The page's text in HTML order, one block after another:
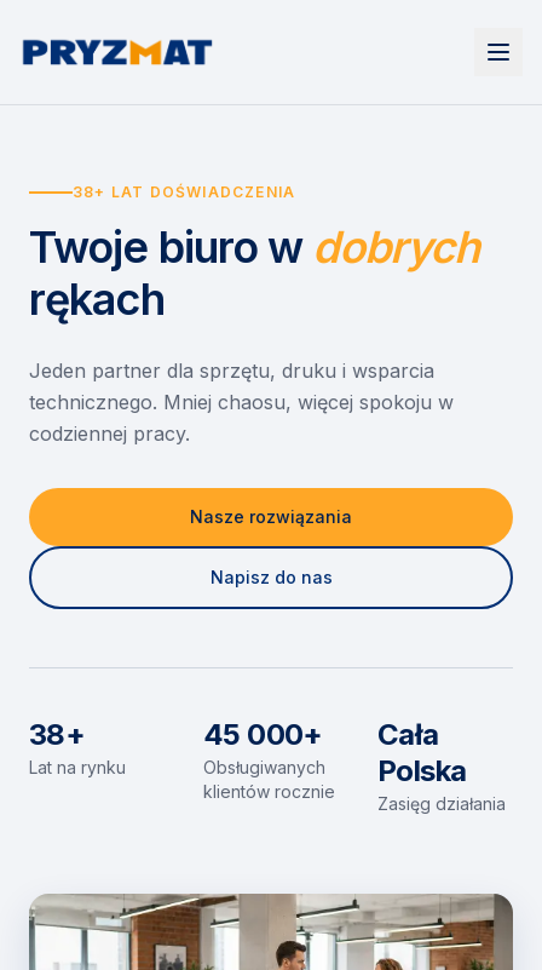
Urządzenia
Drukarki i urządzenia wielofunkcyjne
Etykiety i identyfikacja
Skanery i obieg dokumentów
Monitory interaktywne
Niszczarki dokumentów
Wynajem drukarek
Wynajem urządzeń biurowych
Asystent druku
EZD RP
Misja szkoła
Serwis
O nas
Kontakt
38+ LAT DOŚWIADCZENIA
Twoje biuro w dobrych
rękach
Jeden partner dla sprzętu, druku i wsparcia
technicznego. Mniej chaosu, więcej spokoju w
codziennej pracy.
Nasze rozwiązania
Napisz do nas
38+
Lat na rynku
45 000+
Obsługiwanych
klientów rocznie
Cała
Polska
Zasięg działania